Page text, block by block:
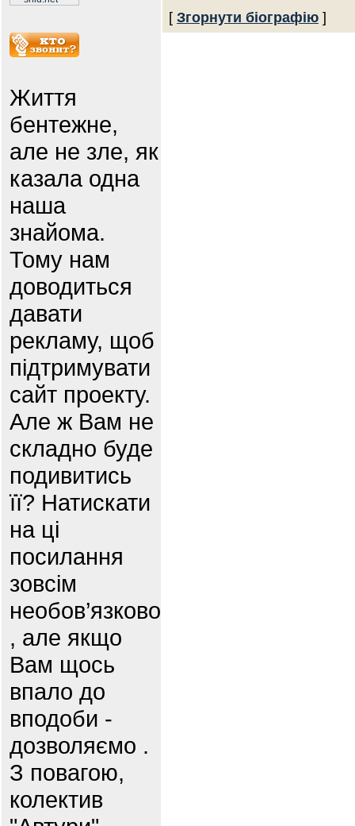
Життя
бентежне,
але не зле, як
казала одна
наша
знайома.
Тому нам
доводиться
давати
рекламу, щоб
підтримувати
сайт проекту.
Але ж Вам не
складно буде
подивитись
її? Натискати
на ці
посилання
зовсім
необов’язково
, але якщо
Вам щось
впало до
вподоби -
дозволяємо .
З повагою,
колектив
[ Згорнути біографію ]